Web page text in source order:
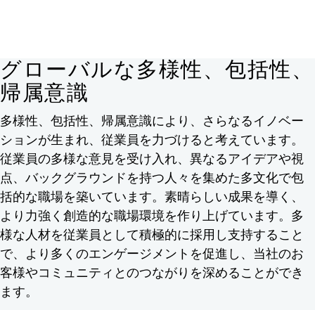
グローバルな多様性、包括性、
帰属意識
多様性、包括性、帰属意識により、さらなるイノベー
ションが生まれ、従業員を力づけると考えています。
従業員の多様な意見を受け入れ、異なるアイデアや視
点、バックグラウンドを持つ人々を集めた多文化で包
括的な職場を築いています。素晴らしい成果を導く、
より力強く創造的な職場環境を作り上げています。多
様な人材を従業員として積極的に採用し支持すること
で、より多くのエンゲージメントを促進し、当社のお
客様やコミュニティとのつながりを深めることができ
ます。